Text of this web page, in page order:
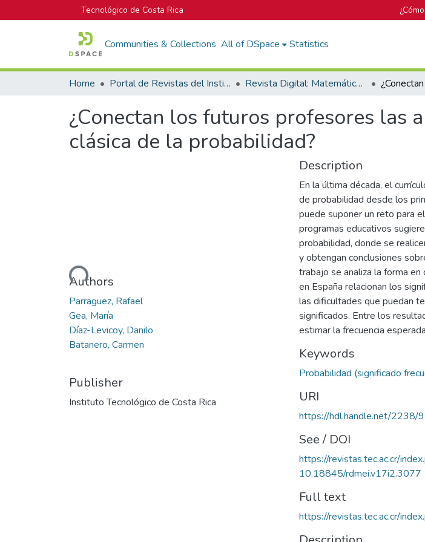
Tecnológico de Costa Rica
Communities & Collections All of DSpace Statistics
Home Portal de Revistas del Instituto Tecnológico de Costa Rica Revista Digital: Matemática, Educación e Internet
¿Conectan los futuros profesores las
clásica de la probabilidad?
Loading...
Authors
Parraguez, Rafael
Gea, María
Díaz-Levicoy, Danilo
Batanero, Carmen
Publisher
Instituto Tecnológico de Costa Rica
Description
En la última década, el
de probabilidad desde los
puede suponer un reto para
programas educativos
probabilidad, donde se
y obtengan conclusiones
trabajo se analiza la forma
en España relacionan los
las dificultades que puedan
significados. Entre los
estimar la frecuencia
Keywords
Probabilidad (significado
URI
https://hdl.handle.net/2238/
See / DOI
https://revistas.tec.ac.cr/
10.18845/rdmei.v17i2.3077
Full text
https://revistas.tec.ac.cr/